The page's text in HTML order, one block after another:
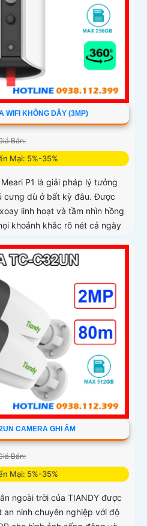
WIFI KHÔNG DÂY (3MP)
Bán:
Mại: 5%-35%
P1 là giải pháp lý tưởng
cưng dù ở bất kỳ đâu. Được
linh hoạt và tầm nhìn hồng
khoảnh khắc rõ nét cả ngày
CAMERA GHI ÂM
Bán:
Mại: 5%-35%
ngoài trời của TIANDY được
ninh chuyên nghiệp với độ